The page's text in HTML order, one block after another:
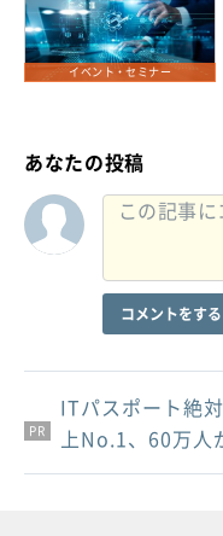
イベント・セミナー
あなたの投稿
コメントをする
PR
PR
PR
ITパスポート絶
上No.1、60万人